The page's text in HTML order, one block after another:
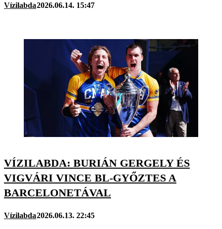
Vízilabda2026.06.14. 15:47
VÍZILABDA: BURIÁN GERGELY ÉS
VIGVÁRI VINCE BL-GYŐZTES A
BARCELONETÁVAL
Vízilabda2026.06.13. 22:45